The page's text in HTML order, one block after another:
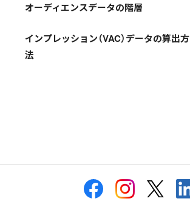
オーディエンスデータの階層
インプレッション（VAC）データの算出方
法